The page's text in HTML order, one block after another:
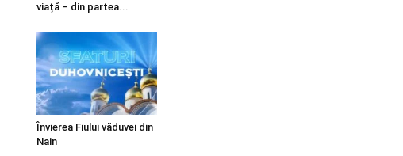
viață – din partea...
Învierea Fiului văduvei din
Nain